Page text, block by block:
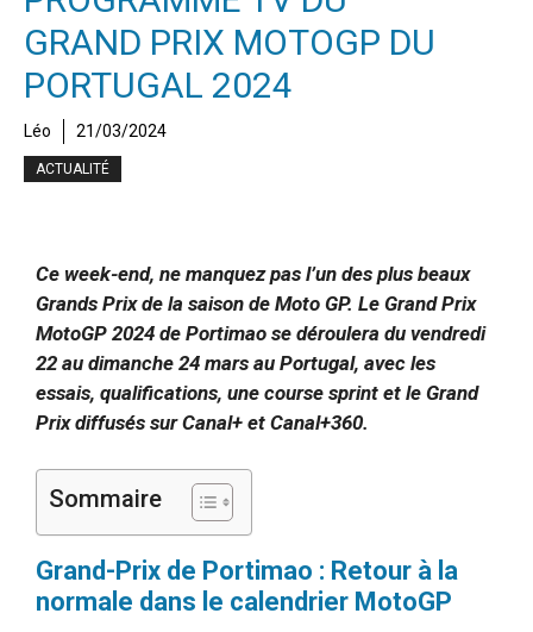
GRAND PRIX MOTOGP DU
PORTUGAL 2024
Léo 21/03/2024
ACTUALITÉ
Ce week-end, ne manquez pas l’un des plus beaux
Grands Prix de la saison de Moto GP. Le Grand Prix
MotoGP 2024 de Portimao se déroulera du vendredi
22 au dimanche 24 mars au Portugal, avec les
essais, qualifications, une course sprint et le Grand
Prix diffusés sur Canal+ et Canal+360.
Sommaire
Grand-Prix de Portimao : Retour à la
normale dans le calendrier MotoGP